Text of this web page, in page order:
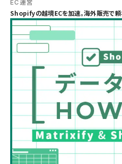
EC運営
Shopifyの越境ECを加速。海外販売で